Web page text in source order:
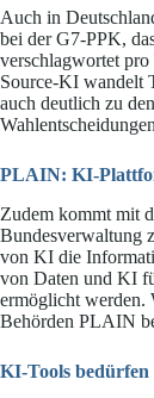
Auch in
bei der G7-PPK,
verschlagwortet
Source-KI wandelt
auch deutlich zu
PLAIN: KI-
Zudem kommt mit
Bundesverwaltung
von KI die
von Daten und KI
ermöglicht werden.
Behörden PLAIN
KI-Tools